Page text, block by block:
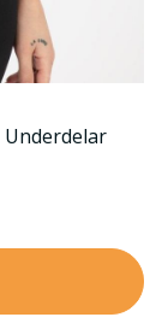
Underdelar